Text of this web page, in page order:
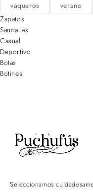
vaqueros
verano
Zapatos
Sandalias
Casual
Deportivo
Botas
Botines
Seleccionamos